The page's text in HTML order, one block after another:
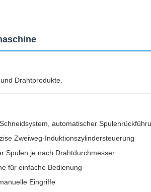
Drahtprodukte.
automatischer
Zweiweg-Induktionszylindersteuerung
Spulen je nach Drahtdurchmesser
für einfache Bedienung
Eingriffe